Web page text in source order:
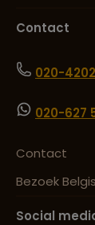
Contact
020-
020-627
Contact
Bezoek
Social